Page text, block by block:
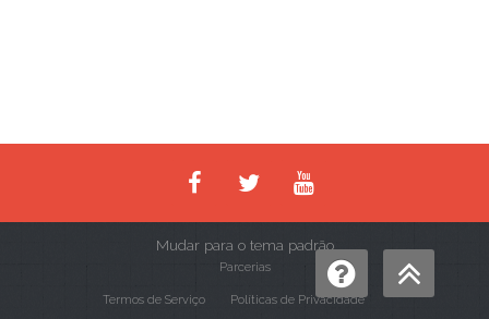
Mudar para o tema padrão
Parcerias
Termos de Serviço Políticas de Privacidade